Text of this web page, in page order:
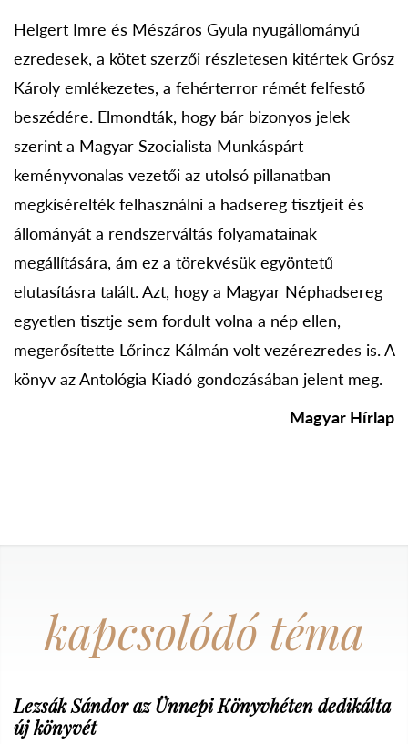
Helgert Imre és Mészáros Gyula nyugállományú
ezredesek, a kötet szerzői részletesen kitértek Grósz
Károly emlékezetes, a fehérterror rémét felfestő
beszédére. Elmondták, hogy bár bizonyos jelek
szerint a Magyar Szocialista Munkáspárt
keményvonalas vezetői az utolsó pillanatban
megkísérelték felhasználni a hadsereg tisztjeit és
állományát a rendszerváltás folyamatainak
megállítására, ám ez a törekvésük egyöntetű
elutasításra talált. Azt, hogy a Magyar Néphadsereg
egyetlen tisztje sem fordult volna a nép ellen,
megerősítette Lőrincz Kálmán volt vezérezredes is. A
könyv az Antológia Kiadó gondozásában jelent meg.
Magyar Hírlap
kapcsolódó téma
Lezsák Sándor az Ünnepi Könyvhéten dedikálta
új könyvét